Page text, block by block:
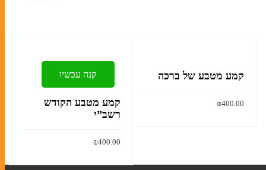
קנה עכשיו
קמע מטבע הקודש
רשב”י
₪400.00
הוסף לסל
קמע מטבע של ברכה
₪400.00